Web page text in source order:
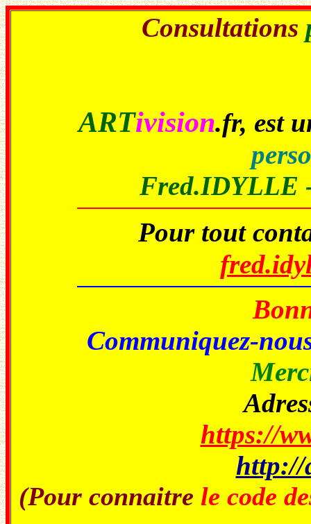
Consultations
ARTivision.fr, est
Fred.IDYLLE
Pour tout
Communiquez-
https://
http://
(Pour connaitre le code